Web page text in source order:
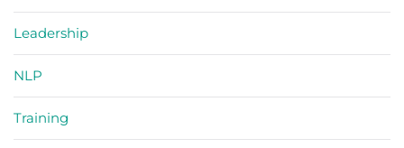
Leadership
NLP
Training